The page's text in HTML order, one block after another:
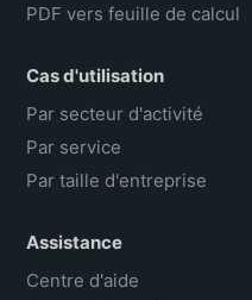
PDF vers feuille de calcul
Cas d'utilisation
Par secteur d'activité
Par service
Par taille d'entreprise
Assistance
Centre d'aide